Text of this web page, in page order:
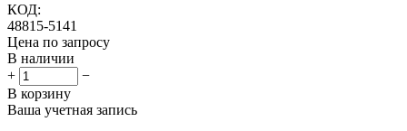
КОД:
48815-5141
Цена по запросу
В наличии
+
−
В корзину
Ваша учетная запись